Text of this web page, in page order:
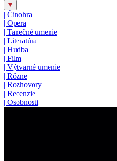
| Činohra
| Opera
| Tanečné umenie
| Literatúra
| Hudba
| Film
| Výtvarné umenie
| Rôzne
| Rozhovory
| Recenzie
| Osobnosti